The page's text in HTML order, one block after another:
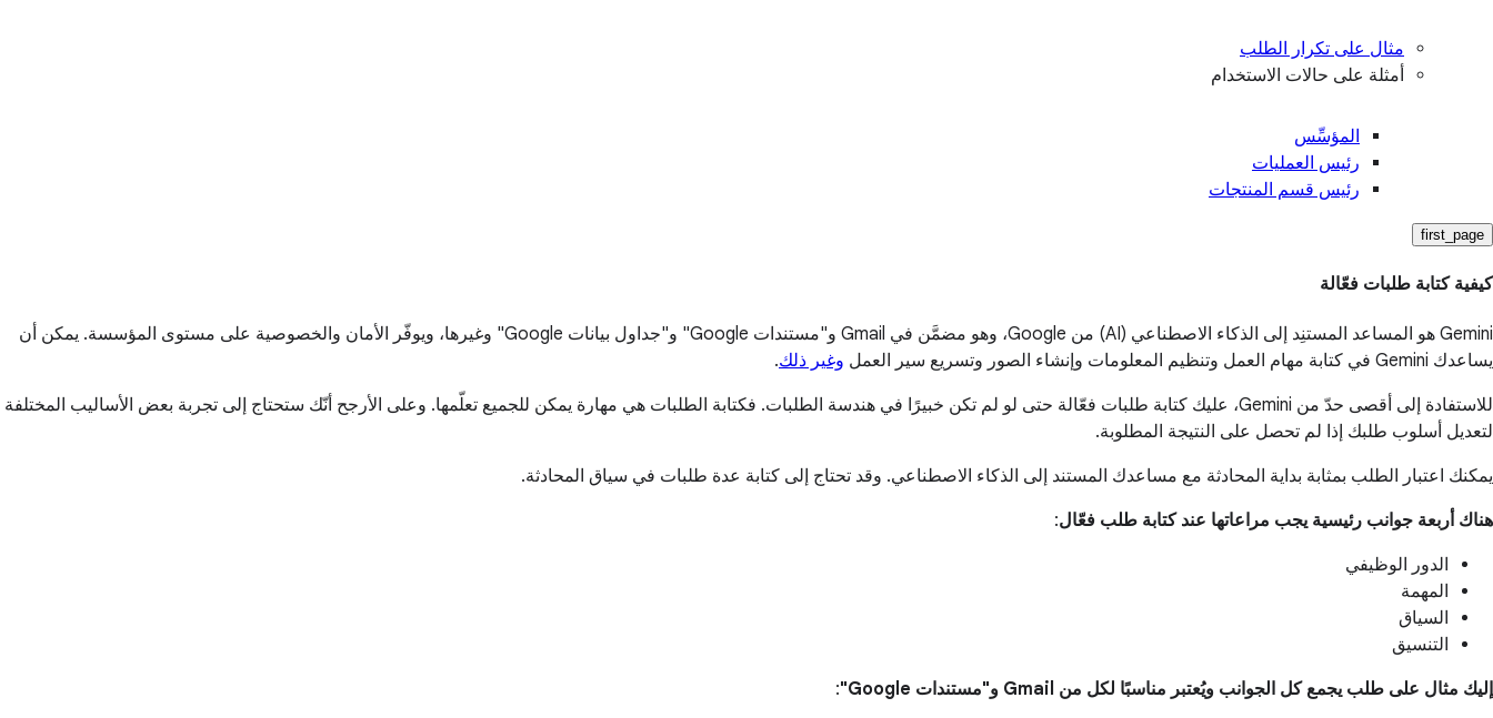
مثال على تكرار الطلب
أمثلة على حالات الاستخدام
المؤسِّس
رئيس العمليات
رئيس قسم المنتجات
first_page
كيفية كتابة طلبات فعّالة
‫Gemini هو المساعد المستنِد إلى الذكاء الاصطناعي (AI) من Google، وهو مضمَّن في Gmail و"مستندات Google" و"جداول بيانات Google" وغيرها، ويوفّر الأمان والخصوصية على مستوى المؤسسة. يمكن أن
يساعدك Gemini في كتابة مهام العمل وتنظيم المعلومات وإنشاء الصور وتسريع سير العمل
وغير ذلك.
للاستفادة إلى أقصى حدّ من Gemini، عليك كتابة طلبات فعّالة حتى لو لم تكن خبيرًا في هندسة الطلبات. فكتابة الطلبات هي مهارة يمكن للجميع تعلّمها. وعلى الأرجح أنّك ستحتاج إلى تجربة بعض الأساليب المختلفة
لتعديل أسلوب طلبك إذا لم تحصل على النتيجة المطلوبة.
يمكنك اعتبار الطلب بمثابة بداية المحادثة مع مساعدك المستند إلى الذكاء الاصطناعي. وقد تحتاج إلى كتابة عدة طلبات في سياق المحادثة.
هناك أربعة جوانب رئيسية يجب مراعاتها عند كتابة طلب فعّال:
الدور الوظيفي
المهمة
السياق
التنسيق
إليك مثال على طلب يجمع كل الجوانب ويُعتبر مناسبًا لكل من Gmail و"مستندات Google"
: